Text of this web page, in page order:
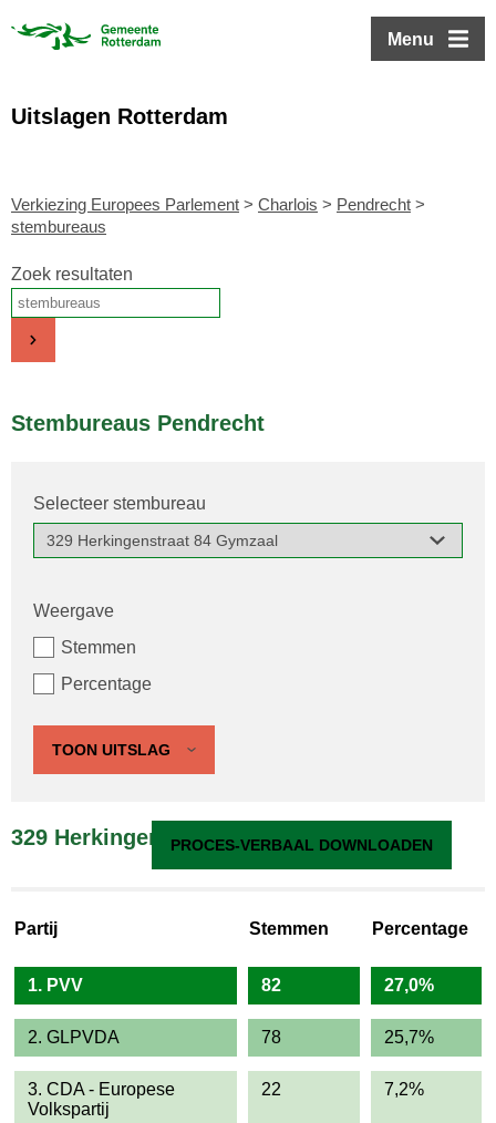
Menu
Uitslagen Rotterdam
Verkiezing Europees Parlement > Charlois > Pendrecht >
stembureaus
Zoek resultaten
Stembureaus Pendrecht
Selecteer stembureau
Weergave
Stemmen
Percentage
TOON UITSLAG
329 Herkingenstraat 84 Gymzaal
PROCES-VERBAAL DOWNLOADEN
Partij Stemmen Percentage
1. PVV 82 27,0%
2. GLPVDA 78 25,7%
3. CDA - Europese
Volkspartij
22 7,2%